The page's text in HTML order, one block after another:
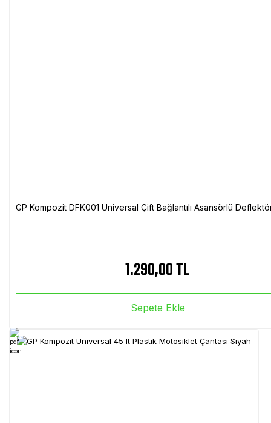
GP Kompozit DFK001 Universal Çift Bağlantılı Asansörlü
1.290,00 TL
Sepete Ekle